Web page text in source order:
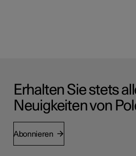
Erhalten Sie stets
Neuigkeiten von
Abonnieren